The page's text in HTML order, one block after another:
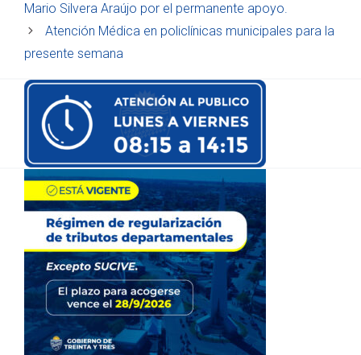
Mario Silvera Araújo por el permanente apoyo.
Atención Médica en policlínicas municipales para la
presente semana